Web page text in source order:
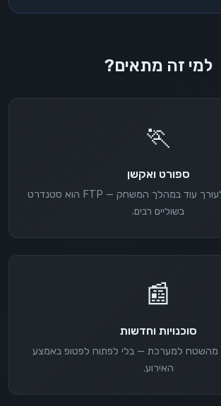
למי זה מתאים?
🏃
ספורט ואקשן
שולחים פריימים לעורך עוד במהלך המשחק — FTP הוא סטנדרט
בשוליים רבים.
📰
סוכנויות וחדשות
מהשטח למערכת — בלי לפתוח לפטופ באמצע
האירוע.